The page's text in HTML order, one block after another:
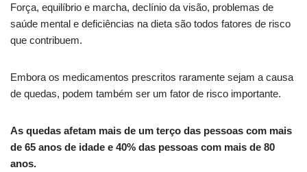
Força, equilíbrio e marcha, declínio da visão, problemas de
saúde mental e deficiências na dieta são todos fatores de risco
que contribuem.
Embora os medicamentos prescritos raramente sejam a causa
de quedas, podem também ser um fator de risco importante.
As quedas afetam mais de um terço das pessoas com mais
de 65 anos de idade e 40% das pessoas com mais de 80
anos.